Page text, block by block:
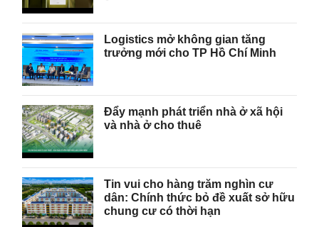
Logistics mở không gian tăng
trưởng mới cho TP Hồ Chí Minh
Đẩy mạnh phát triển nhà ở xã hội
và nhà ở cho thuê
Tin vui cho hàng trăm nghìn cư
dân: Chính thức bỏ đề xuất sở hữu
chung cư có thời hạn